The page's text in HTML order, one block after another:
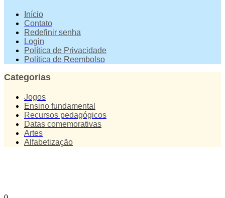
Início
Contato
Redefinir senha
Login
Política de Privacidade
Política de Reembolso
Categorias
Jogos
Ensino fundamental
Recursos pedagógicos
Datas comemorativas
Artes
Alfabetização